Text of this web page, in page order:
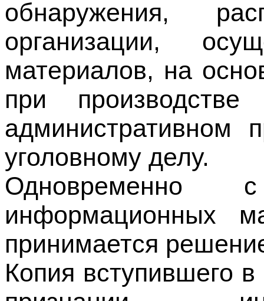
материалов, на
при
административном
уголовному делу.
информационных
принимается
Копия вступившего
признании
экстремистскими